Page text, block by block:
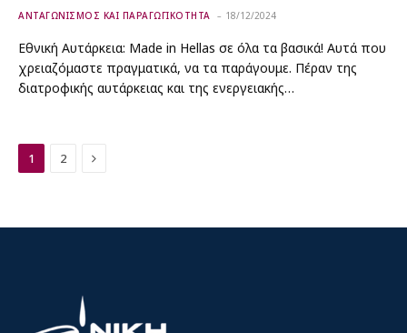
ΑΝΤΑΓΩΝΙΣΜΟΣ ΚΑΙ ΠΑΡΑΓΩΓΙΚΟΤΗΤΑ 18/12/2024
Εθνική Αυτάρκεια: Made in Hellas σε όλα τα βασικά! Αυτά που
χρειαζόμαστε πραγματικά, να τα παράγουμε. Πέραν της
διατροφικής αυτάρκειας και της ενεργειακής…
1 2 Next